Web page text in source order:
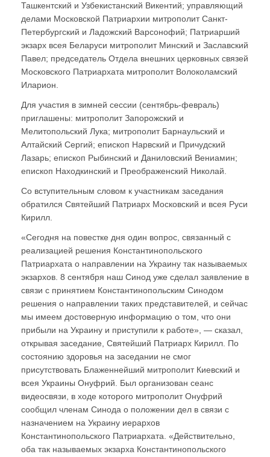
Ташкентский и Узбекистанский Викентий; управляющий
делами Московской Патриархии митрополит Санкт-
Петербургский и Ладожский Варсонофий; Патриарший
экзарх всея Беларуси митрополит Минский и Заславский
Павел; председатель Отдела внешних церковных связей
Московского Патриархата митрополит Волоколамский
Иларион.
Для участия в зимней сессии (сентябрь-февраль)
приглашены: митрополит Запорожский и
Мелитопольский Лука; митрополит Барнаульский и
Алтайский Сергий; епископ Нарвский и Причудский
Лазарь; епископ Рыбинский и Даниловский Вениамин;
епископ Находкинский и Преображенский Николай.
Со вступительным словом к участникам заседания
обратился Святейший Патриарх Московский и всея Руси
Кирилл.
«Сегодня на повестке дня один вопрос, связанный с
реализацией решения Константинопольского
Патриархата о направлении на Украину так называемых
экзархов. 8 сентября наш Синод уже сделал заявление в
связи с принятием Константинопольским Синодом
решения о направлении таких представителей, и сейчас
мы имеем достоверную информацию о том, что они
прибыли на Украину и приступили к работе», — сказал,
открывая заседание, Святейший Патриарх Кирилл. По
состоянию здоровья на заседании не смог
присутствовать Блаженнейший митрополит Киевский и
всея Украины Онуфрий. Был организован сеанс
видеосвязи, в ходе которого митрополит Онуфрий
сообщил членам Синода о положении дел в связи с
назначением на Украину иерархов
Константинопольского Патриархата. «Действительно,
оба так называемых экзарха Константинопольского